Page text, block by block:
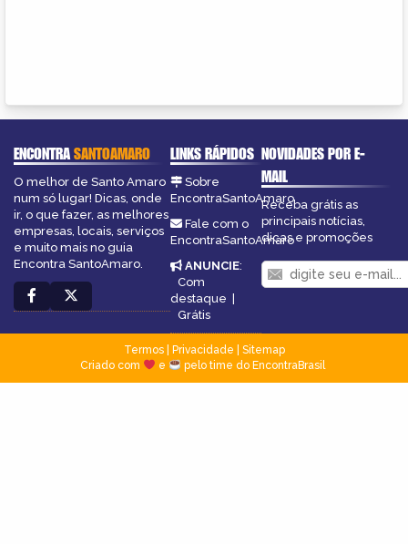
ENCONTRASANTOAMARO
O melhor de Santo Amaro
num só lugar! Dicas, onde
ir, o que fazer, as melhores
empresas, locais, serviços
e muito mais no guia
Encontra SantoAmaro.
LINKS RÁPIDOS
Sobre
EncontraSantoAmaro
Fale com o
EncontraSantoAmaro
ANUNCIE:
Com
destaque |
Grátis
NOVIDADES POR E-
MAIL
Receba grátis as
principais notícias,
dicas e promoções
Termos| Privacidade
Sitemap
Criado com
e pelo time do EncontraBrasil